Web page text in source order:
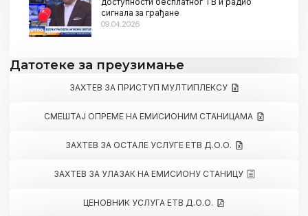
сигнала за грађане
09.04.2026
Датотеке за преузимање
ЗАХТЕВ ЗА ПРИСТУП МУЛТИПЛЕКСУ
СМЕШТАЈ ОПРЕМЕ НА ЕМИСИОНИМ СТАНИЦАМА
ЗАХТЕВ ЗА ОСТАЛЕ УСЛУГЕ ЕТВ Д.О.О.
ЗАХТЕВ ЗА УЛАЗАК НА ЕМИСИОНУ СТАНИЦУ
ЦЕНОВНИК УСЛУГА ЕТВ Д.О.О.